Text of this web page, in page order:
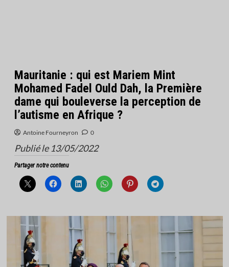
Mauritanie : qui est Mariem Mint
Mohamed Fadel Ould Dah, la Première
dame qui bouleverse la perception de
l’autisme en Afrique ?
Antoine Fourneyron 0
Publié le 13/05/2022
Partager notre contenu